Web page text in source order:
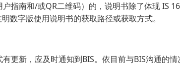
指南和/或QR二维码）的，说明书除了体现 IS
数字版使用说明书的获取路径或获取方式。
更新，应及时通知到BIS。依目前与BIS沟通的